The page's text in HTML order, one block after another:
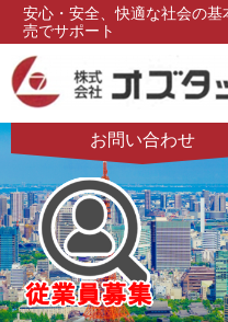
安心・安全、快適な社会の
売でサポート
お問い合わせ